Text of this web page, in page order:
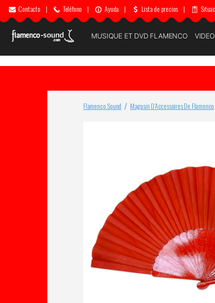
Contacto | Teléfono | Ayuda | Lista de precios |
MUSIQUE ET DVD FLAMENCO
Flamenco Sound Magasin D’Accessoires De Flamenco